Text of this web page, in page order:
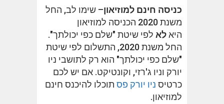
כניסה חינם למוזיאון– שימו לב, החל
משנת 2020 הכניסה למוזיאון
היאלא לפי שיטת "שלם כפי יכולתך".
החל משנת 2020, התשלום לפי שיטת
"שלם כפי יכולתך" הוא רק לתושבי ניו
יורק וניו ג'רזי, וקונטיקט. אם יש לכם
כרטיס ניו יורק פס תוכלו להיכנס חינם
למוזיאון.